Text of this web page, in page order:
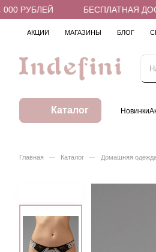
РУБЛЕЙ БЕСПЛАТНАЯ
АКЦИИ МАГАЗИНЫ БЛОГ
Каталог Новинки
Главная – Каталог – Домашняя